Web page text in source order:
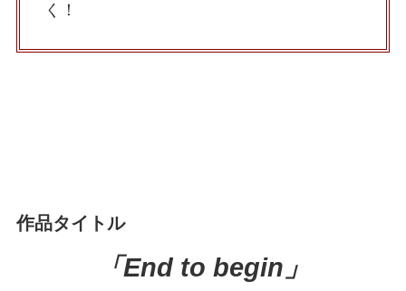
く！
作品タイトル
「End to begin」